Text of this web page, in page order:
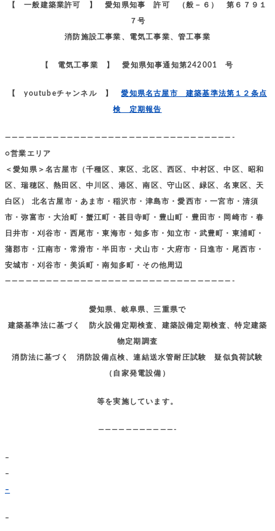
【 一般建築業許可 】 愛知県知事 許可 （般－６） 第６７９１
７号
消防施設工事業、電気工事業、管工事業
【 電気工事業 】 愛知県知事通知第242001 号
【 youtubeチャンネル 】愛知県名古屋市 建築基準法第１２条点
検 定期報告
—————————————————————————————————-
○営業エリア
＜愛知県＞名古屋市（千種区、東区、北区、西区、中村区、中区、昭和
区、瑞穂区、熱田区、中川区、港区、南区、守山区、緑区、名東区、天
白区） 北名古屋市・あま市・稲沢市・津島市・愛西市・一宮市・清須
市・弥富市・大治町・蟹江町・甚目寺町・豊山町・豊田市・岡崎市・春
日井市・刈谷市・西尾市・東海市・知多市・知立市・武豊町・東浦町・
蒲郡市・江南市・常滑市・半田市・犬山市・大府市・日進市・尾西市・
安城市・刈谷市・美浜町・南知多町・その他周辺
—————————————————————————————————-
愛知県、岐阜県、三重県で
建築基準法に基づく 防火設備定期検査、建築設備定期検査、特定建築
物定期調査
消防法に基づく 消防設備点検、連結送水管耐圧試験 疑似負荷試験
（自家発電設備）
等を実施しています。
———————————-
–
–
–
–